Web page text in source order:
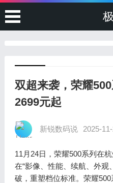
双超来袭，荣耀
2699元起
新锐数码说 2025-
11月24日，荣耀500系列在
在“影像、性能、续航、外观
破，重塑档位标准。荣耀